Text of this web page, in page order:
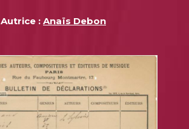
Autrice : Anaïs Debon